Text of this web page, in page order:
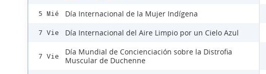
5 Mié Día Internacional de la Mujer Indígena
7 Vie Día Internacional del Aire Limpio por un Cielo Azul
7 Vie
Día Mundial de Concienciación sobre la Distrofia
Muscular de Duchenne